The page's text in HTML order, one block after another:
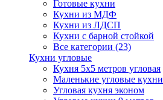
Готовые кухни
Кухни из МДФ
Кухни из ЛДСП
Кухни с барной стойкой
Все категории (23)
Кухни угловые
Кухня 5х5 метров угловая
Маленькие угловые кухни
Угловая кухня эконом